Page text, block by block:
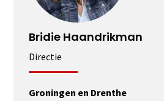
Bridie Haandrikman
Directie
Groningen en Drenthe